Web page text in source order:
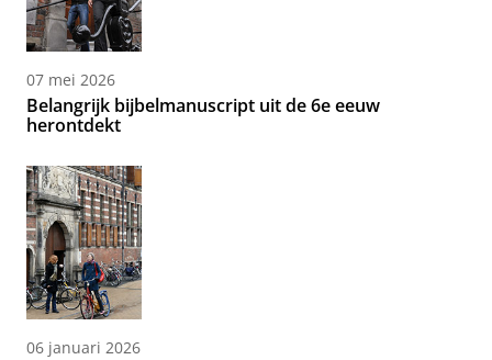
07 mei 2026
Belangrijk bijbelmanuscript uit de 6e eeuw
herontdekt
06 januari 2026